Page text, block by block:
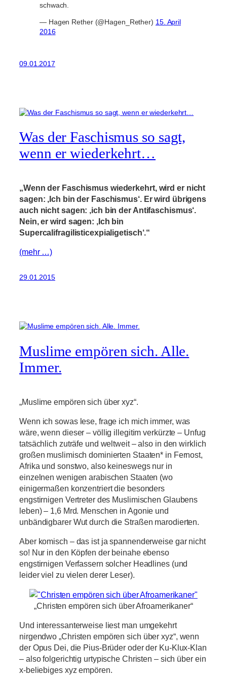
schwach.
— Hagen Rether (@Hagen_Rether) 15. April
2016
09.01.2017
Was der Faschismus so sagt,
wenn er wiederkehrt…
„Wenn der Faschismus wiederkehrt, wird er nicht
sagen: ‚Ich bin der Faschismus‘. Er wird übrigens
auch nicht sagen: ‚ich bin der Antifaschismus‘.
Nein, er wird sagen: ‚Ich bin
Supercalifragilisticexpialigetisch‘.“
(mehr …)
29.01.2015
Muslime empören sich. Alle.
Immer.
„Muslime empören sich über xyz“.
Wenn ich sowas lese, frage ich mich immer, was
wäre, wenn dieser – völlig illegitim verkürzte – Unfug
tatsächlich zuträfe und weltweit – also in den wirklich
großen muslimisch dominierten Staaten* in Fernost,
Afrika und sonstwo, also keineswegs nur in
einzelnen wenigen arabischen Staaten (wo
einigermaßen konzentriert die besonders
engstirnigen Vertreter des Muslimischen Glaubens
leben) – 1,6 Mrd. Menschen in Agonie und
unbändigbarer Wut durch die Straßen marodierten.
Aber komisch – das ist ja spannenderweise gar nicht
so! Nur in den Köpfen der beinahe ebenso
engstirnigen Verfassern solcher Headlines (und
leider viel zu vielen derer Leser).
„Christen empören sich über Afroamerikaner“
Und interessanterweise liest man umgekehrt
nirgendwo „Christen empören sich über xyz“, wenn
der Opus Dei, die Pius-Brüder oder der Ku-Klux-Klan
– also folgerichtig urtypische Christen – sich über ein
x-beliebiges xyz empören.